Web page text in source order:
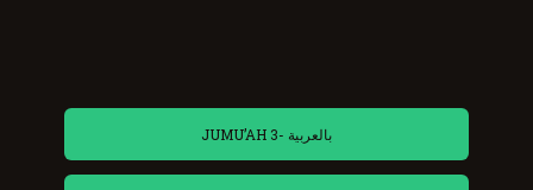
JUMU’AH 3- بالعربية